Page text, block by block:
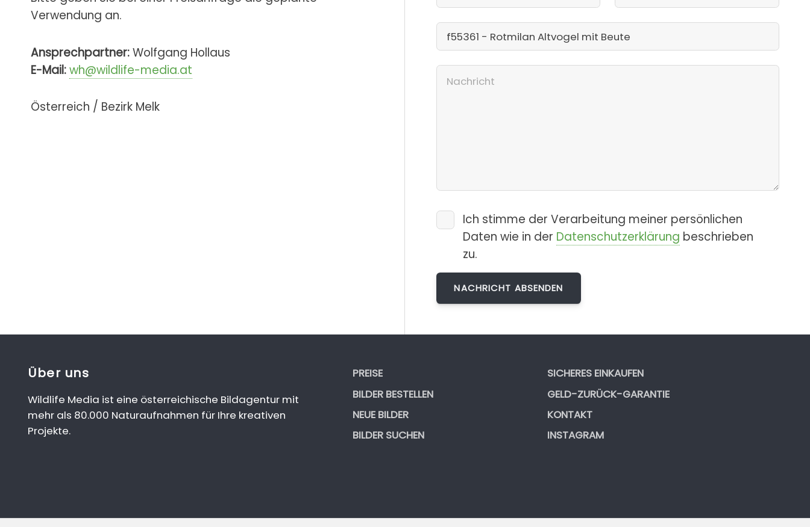
Verwendung an.
Ansprechpartner:Wolfgang Hollaus
E-Mail:wh@wildlife-media.at
Österreich / Bezirk Melk
Ich stimme der Verarbeitung meiner persönlichen
Daten wie in der Datenschutzerklärung beschrieben
zu.
Über uns
Wildlife Media ist eine österreichische Bildagentur mit
mehr als 80.000 Naturaufnahmen für Ihre kreativen
Projekte.
PREISE
BILDER BESTELLEN
NEUE BILDER
BILDER SUCHEN
SICHERES EINKAUFEN
GELD-ZURÜCK-GARANTIE
KONTAKT
INSTAGRAM